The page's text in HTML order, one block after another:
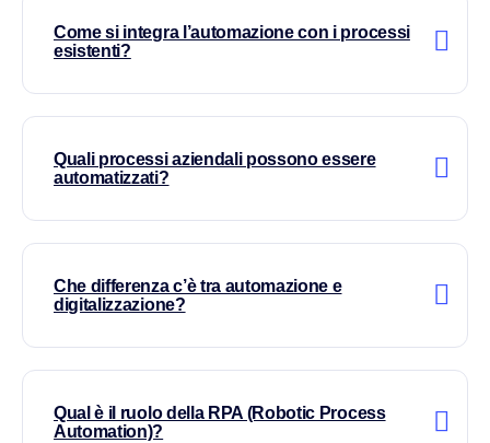
Come si integra l’automazione con i processi
esistenti?
Quali processi aziendali possono essere
automatizzati?
Che differenza c’è tra automazione e
digitalizzazione?
Qual è il ruolo della RPA (Robotic Process
Automation)?
VismarChat AI Agent
cosa possiamo esserti utile?